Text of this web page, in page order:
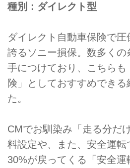
種別：ダイレクト型
ダイレクト自動車保険で圧
誇るソニー損保。数多くの
手につけており、こちらも
険」としておすすめできる
た。
CMでお馴染み「走る分だ
料設定や、また、安全運転
30%が戻ってくる「安全